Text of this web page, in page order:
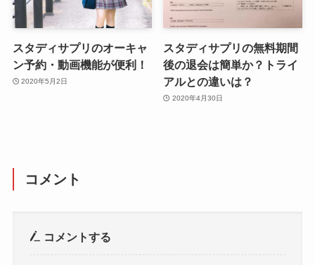
スタディサプリのオーキャ
ン予約・動画機能が便利！
2020年5月2日
スタディサプリの無料期間
後の退会は簡単か？トライ
アルとの違いは？
2020年4月30日
コメント
コメントする